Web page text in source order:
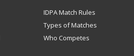
IDPA Match Rules
Types of Matches
Who Competes